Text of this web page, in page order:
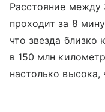
Расстояние
проходит за 8
что звезда близко
в 150 млн
настолько высока,